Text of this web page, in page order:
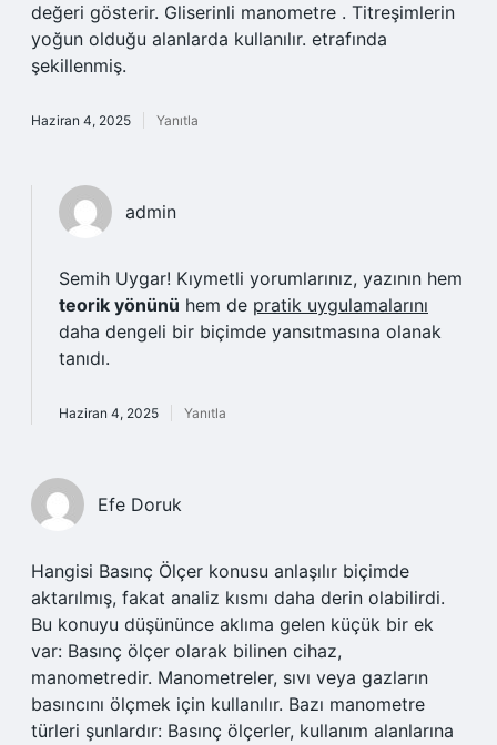
değeri gösterir. Gliserinli manometre . Titreşimlerin
yoğun olduğu alanlarda kullanılır. etrafında
şekillenmiş.
Haziran 4, 2025 Yanıtla
admin
Semih Uygar! Kıymetli yorumlarınız, yazının hem
teorik yönünü hem de pratik uygulamalarını
daha dengeli bir biçimde yansıtmasına olanak
tanıdı.
Haziran 4, 2025 Yanıtla
Efe Doruk
Hangisi Basınç Ölçer konusu anlaşılır biçimde
aktarılmış, fakat analiz kısmı daha derin olabilirdi.
Bu konuyu düşününce aklıma gelen küçük bir ek
var: Basınç ölçer olarak bilinen cihaz,
manometredir. Manometreler, sıvı veya gazların
basıncını ölçmek için kullanılır. Bazı manometre
türleri şunlardır: Basınç ölçerler, kullanım alanlarına